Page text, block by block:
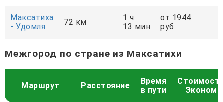
Максатиха
- Удомля
72 км
1 ч
13 мин
от 1944
руб.
Межгород по стране из Максатихи
Маршрут Расстояние
Время
в пути
Эконом